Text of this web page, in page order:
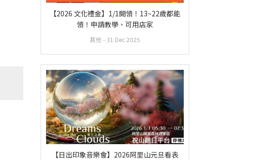
【2026 文化禮金】1/1開領！13~22歲都能
領！申請教學、可用店家
其他 - 31 Dec 2025
【日出印象音樂會】2026阿里山元旦看表